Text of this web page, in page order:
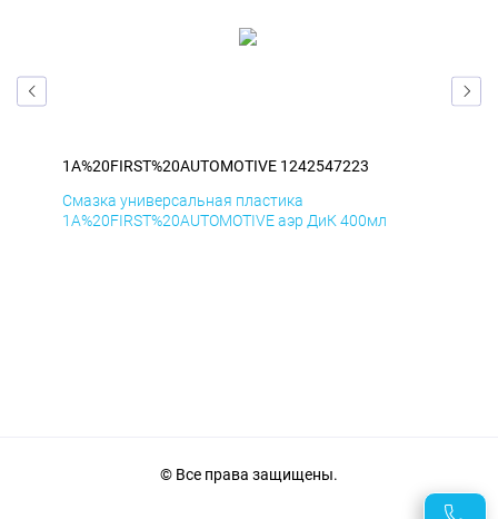
1A%20FIRST%20AUTOMOTIVE 1242547223
Смазка универсальная пластика
1A%20FIRST%20AUTOMOTIVE аэр ДиК 400мл
© Все права защищены.